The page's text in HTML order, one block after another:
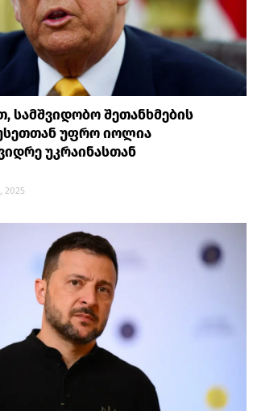
სამშვიდობო შეთანხმების
უფრო იოლია
უკრაინასთან
2025